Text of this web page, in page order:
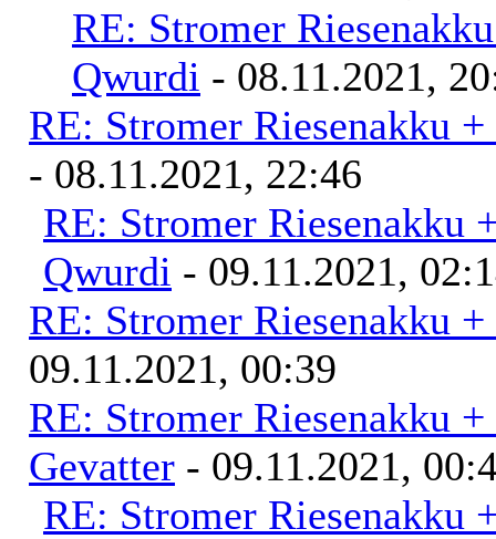
RE: Stromer
Qwurdi - 08.11.2021,
RE: Stromer Riesenakku
- 08.11.2021, 22:46
RE: Stromer Riesenakku
Qwurdi - 09.11.2021,
RE: Stromer Riesenakku
09.11.2021, 00:39
RE: Stromer Riesenakku
Gevatter - 09.11.2021,
RE: Stromer Riesenakku